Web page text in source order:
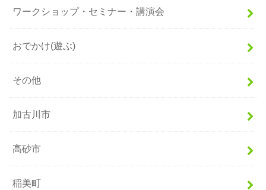
ワークショップ・セミナー・講演会
おでかけ(遊ぶ)
その他
加古川市
高砂市
稲美町